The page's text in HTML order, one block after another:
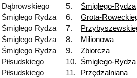
Dąbrowskiego
5. Śmigłego-Rydza
Śmigłego Rydza
6. Grota-
Śmigłego Rydza
7.
Śmigłego Rydza
8. Milionowa
Śmigłego Rydza
9. Zbiorcza
Piłsudskiego
10. Śmigłego-Rydza
Piłsudskiego
11. Przędzalniana